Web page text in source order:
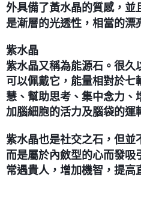
外具備了黃水晶的質感，並
是漸層的光透性，相當的漂
紫水晶
紫水晶又稱為能源石。很久
可以佩戴它，能量相對於七
慧、幫助思考、集中念力、
加腦細胞的活力及腦袋的運
紫水晶也是社交之石，但並
而是屬於內斂型的心而發吸
常遇貴人，增加機智，提高